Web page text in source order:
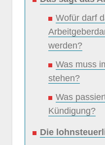
Wofür darf
werden?
Was muss
stehen?
Was
Kündigung?
Die